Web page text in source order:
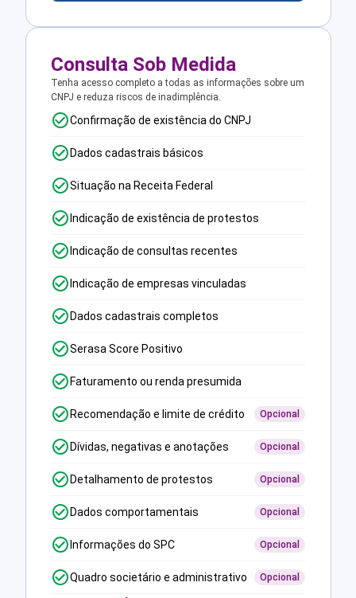
Consulta Sob Medida
Tenha acesso completo a todas as informações sobre um
CNPJ e reduza riscos de inadimplência.
Confirmação de existência do CNPJ
Dados cadastrais básicos
Situação na Receita Federal
Indicação de existência de protestos
Indicação de consultas recentes
Indicação de empresas vinculadas
Dados cadastrais completos
Serasa Score Positivo
Faturamento ou renda presumida
Recomendação e limite de crédito Opcional
Dívidas, negativas e anotações Opcional
Detalhamento de protestos Opcional
Dados comportamentais Opcional
Informações do SPC Opcional
Quadro societário e administrativo Opcional